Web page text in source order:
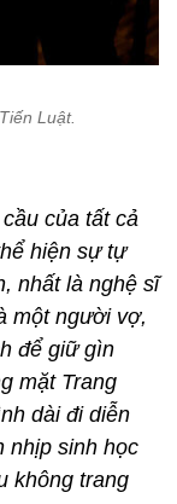
Luật.
của tất cả
hiện sự tự
nhất là nghệ sĩ
một người vợ,
để giữ gìn
mặt Trang
dài đi diễn
nhịp sinh học
không trang